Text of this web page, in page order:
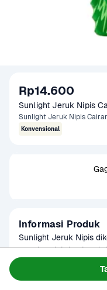
Rp14.600
Sunlight Jeruk Nipis
Sunlight Jeruk Nipis
Konvensional
Informasi Produk
Sunlight Jeruk Nipis
membandel dan bau
ini membuat cucian